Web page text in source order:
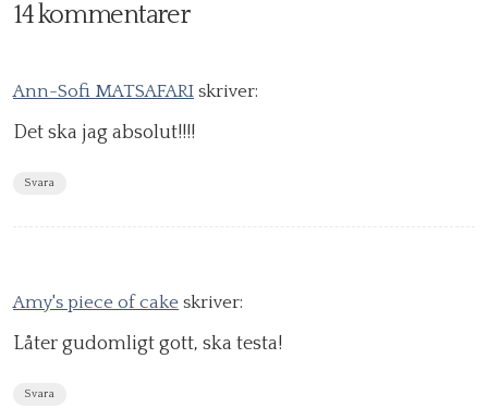
14 kommentarer
Ann-Sofi MATSAFARI skriver:
Det ska jag absolut!!!!
Svara
Amy's piece of cake skriver:
Låter gudomligt gott, ska testa!
Svara